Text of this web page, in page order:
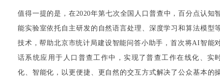
值得一提的是，在2020年第七次全国人口普查中，百分点认知
能实验室依托自主研发的自然语言处理、深度学习和算法模型
技术，帮助北京市统计局建设智能问答小助手，首次将AI智能
话系统应用于人口普查工作中，实现了普查工作在线化、实
化、智能化，以更便捷、更自然的交互方式解决了公众基本的